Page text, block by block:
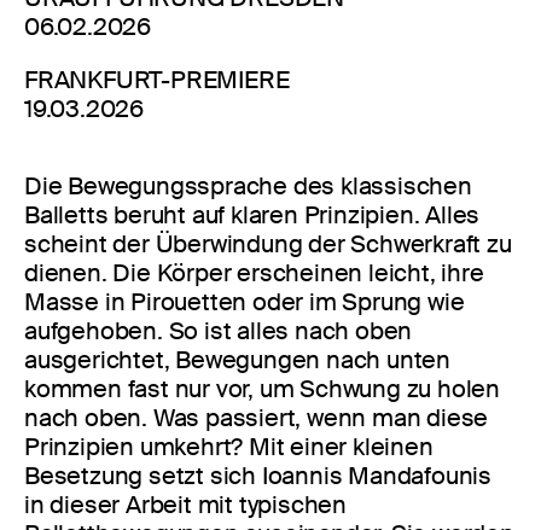
06.02.2026
FRANKFURT-PREMIERE
19.03.2026
Die Bewegungssprache des klassischen
Balletts beruht auf klaren Prinzipien. Alles
scheint der Überwindung der Schwerkraft zu
dienen. Die Körper erscheinen leicht, ihre
Masse in Pirouetten oder im Sprung wie
aufgehoben. So ist alles nach oben
ausgerichtet, Bewegungen nach unten
kommen fast nur vor, um Schwung zu holen
nach oben. Was passiert, wenn man diese
Prinzipien umkehrt? Mit einer kleinen
Besetzung setzt sich Ioannis Mandafounis
in dieser Arbeit mit typischen